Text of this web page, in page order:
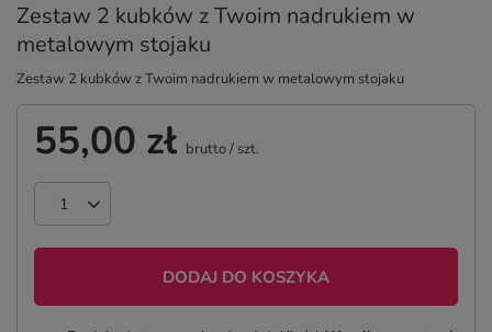
Zestaw 2 kubków z Twoim nadrukiem w
metalowym stojaku
Zestaw 2 kubków z Twoim nadrukiem w metalowym stojaku
55,00 zł brutto/ szt.
DODAJ DO KOSZYKA